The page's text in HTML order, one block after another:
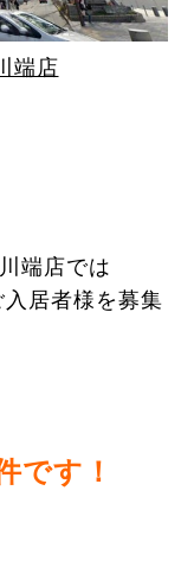
端店
端店では
居者様を募集
です！